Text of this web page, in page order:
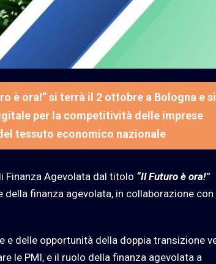
è ora!” si terrà il 2 ottobre a Bologna e si
per la competitività delle imprese
tessuto economico nazionale
Finanza Agevolata dal titolo “Il Futuro è ora!”
della finanza agevolata, in collaborazione con
e delle opportunità della doppia transizione
le PMI, e il ruolo della finanza agevolata a